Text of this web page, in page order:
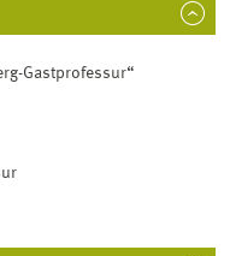
Gastprofessur“